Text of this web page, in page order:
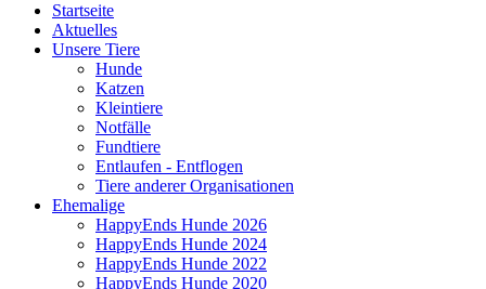
Startseite
Aktuelles
Unsere Tiere
Hunde
Katzen
Kleintiere
Notfälle
Fundtiere
Entlaufen - Entflogen
Tiere anderer Organisationen
Ehemalige
HappyEnds Hunde 2026
HappyEnds Hunde 2024
HappyEnds Hunde 2022
HappyEnds Hunde 2020